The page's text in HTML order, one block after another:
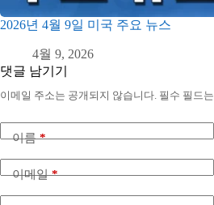
2026년 4월 9일 미국 주요 뉴스
4월 9, 2026
댓글 남기기
이메일 주소는 공개되지 않습니다. 필수 필드는
이름*
이메일*